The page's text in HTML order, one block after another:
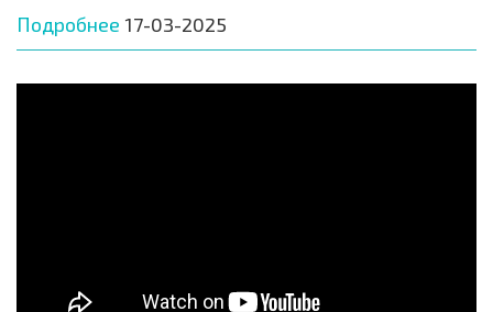
Подробнее 17-03-2025